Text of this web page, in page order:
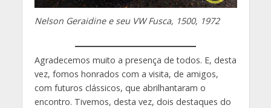
Nelson Geraidine e seu VW Fusca, 1500, 1972
Agradecemos muito a presença de todos. E, desta
vez, fomos honrados com a visita, de amigos,
com futuros clássicos, que abrilhantaram o
encontro. Tivemos, desta vez, dois destaques do